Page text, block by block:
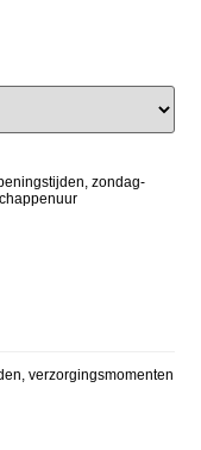
zondag-
verzorgingsmomenten